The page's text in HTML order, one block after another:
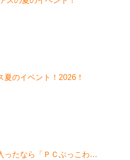
夏のイベント！2026！
ったなら「ＰＣぶっこわ